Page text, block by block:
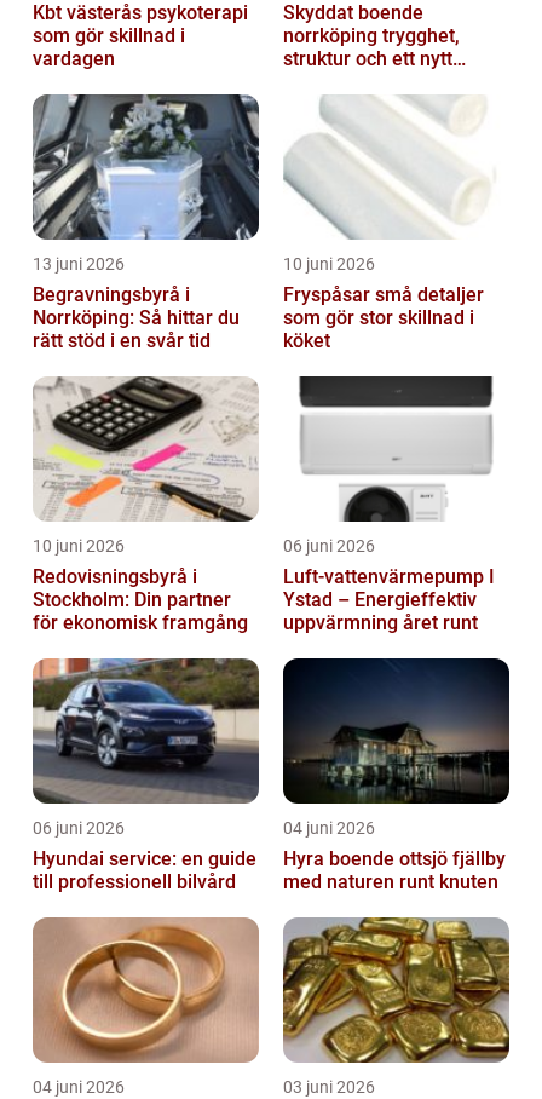
Kbt västerås psykoterapi
som gör skillnad i
vardagen
Skyddat boende
norrköping trygghet,
struktur och ett nytt
13 juni 2026
Begravningsbyrå i
Norrköping: Så hittar du
rätt stöd i en svår tid
10 juni 2026
Fryspåsar små detaljer
som gör stor skillnad i
köket
10 juni 2026
Redovisningsbyrå i
Stockholm: Din partner
för ekonomisk framgång
06 juni 2026
Luft-vattenvärmepump I
Ystad – Energieffektiv
uppvärmning året runt
06 juni 2026
Hyundai service: en guide
till professionell bilvård
04 juni 2026
Hyra boende ottsjö fjällby
med naturen runt knuten
04 juni 2026 03 juni 2026